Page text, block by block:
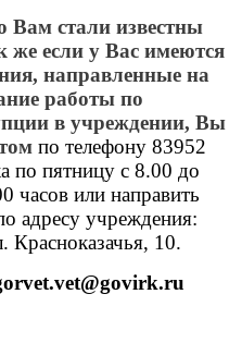
Вам стали известны
если у Вас имеются
направленные на
работы по
в учреждении, Вы
по телефону 83952
по пятницу с 8.00 до
часов или направить
адресу учреждения:
Красноказачья, 10.
.vet@govirk.ru